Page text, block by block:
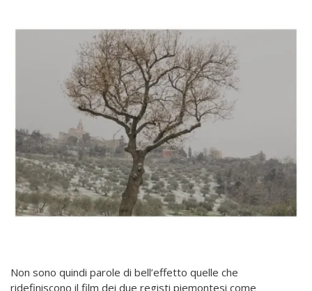
Non sono quindi parole di bell’effetto quelle che
ridefiniscono il film dei due registi piemontesi come